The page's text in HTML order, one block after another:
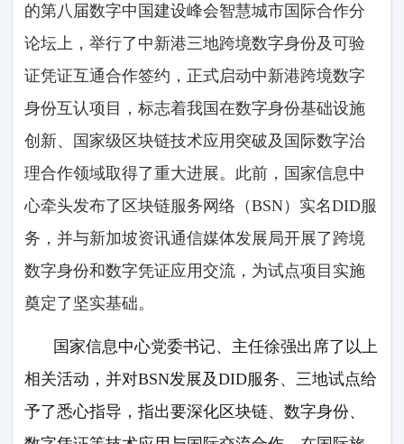
的第八届数字中国建设峰会智慧城市国际合作分
论坛上，举行了中新港三地跨境数字身份及可验
证凭证互通合作签约，正式启动中新港跨境数字
身份互认项目，标志着我国在数字身份基础设施
创新、国家级区块链技术应用突破及国际数字治
理合作领域取得了重大进展。此前，国家信息中
心牵头发布了区块链服务网络（BSN）实名DID服
务，并与新加坡资讯通信媒体发展局开展了跨境
数字身份和数字凭证应用交流，为试点项目实施
奠定了坚实基础。
国家信息中心党委书记、主任徐强出席了以上
相关活动，并对BSN发展及DID服务、三地试点给
予了悉心指导，指出要深化区块链、数字身份、